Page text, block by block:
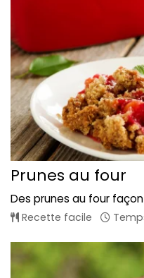
Prunes au four
Des prunes au four
Recette facile